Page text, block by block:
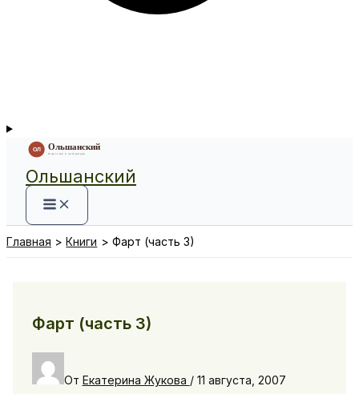
Ольшанский
Главная Книги Фарт (часть 3)
Фарт (часть 3)
От Екатерина Жукова / 11 августа, 2007